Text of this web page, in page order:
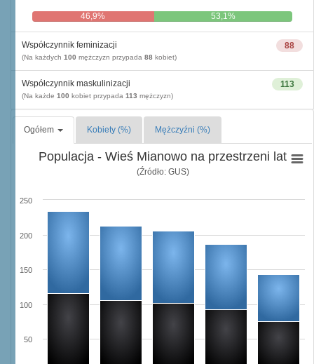
46,9% 53,1%
88
Współczynnik feminizacji
(Na każdych 100 mężczyzn przypada 88 kobiet)
113
Współczynnik maskulinizacji
(Na każde 100 kobiet przypada 113 mężczyzn)
Ogółem Kobiety (%) Mężczyźni (%)
Populacja - Wieś Mianowo na przestrzeni lat
(Źródło: GUS)
50
100
150
200
250